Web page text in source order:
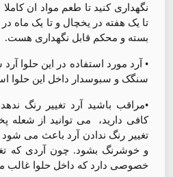
نگهداری کنید تا طعم مواد ان
تا یک هفته در یخچال و تا یک ماه
بسته و محکم قابل نگهداری هست.
• آرد مورد استفاده در این حلوا
سنگک و سبوسدار داخل این حلوا
•مراقب باشید آرد تغییر رنگ
کافی دارید، می توانید از شعله
تغییر رنگ ندادن آرد باعث می
و خوشرنگ بشود. چون آردی که
خصوصی دارد که داخل حلوا غالب